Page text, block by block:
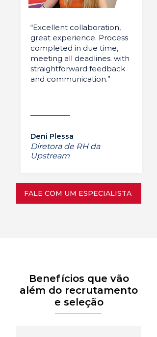
“Excellent collaboration,
great experience. Process
completed in due time,
meeting all deadlines. with
straightforward feedback
and communication.”
Deni Plessa
Diretora de RH da
Upstream
FALE COM UM ESPECIALISTA
Benefícios que vão
além do recrutamento
e seleção